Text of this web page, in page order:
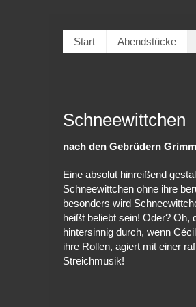
Start Abendstücke
Schneewittchen
nach den Gebrüdern Grimm
Eine absolut hinreißend
Schneewittchen ohne ihre
besonders wird
heißt beliebt sein! Oder? Oh,
hintersinnig durch, wenn
ihre Rollen, agiert mit einer
Streichmusik!